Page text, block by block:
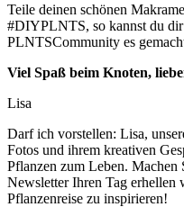
Teile deinen schönen
#DIYPLNTS, so kannst du dir
PLNTSCommunity es
Viel Spaß beim Knoten,
Lisa
Darf ich vorstellen: Lisa,
Fotos und ihrem kreativen
Pflanzen zum Leben. Machen
Newsletter Ihren Tag erhellen
Pflanzenreise zu inspirieren!